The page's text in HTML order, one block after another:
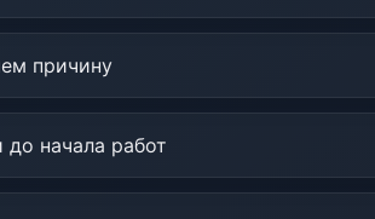
причину
начала работ